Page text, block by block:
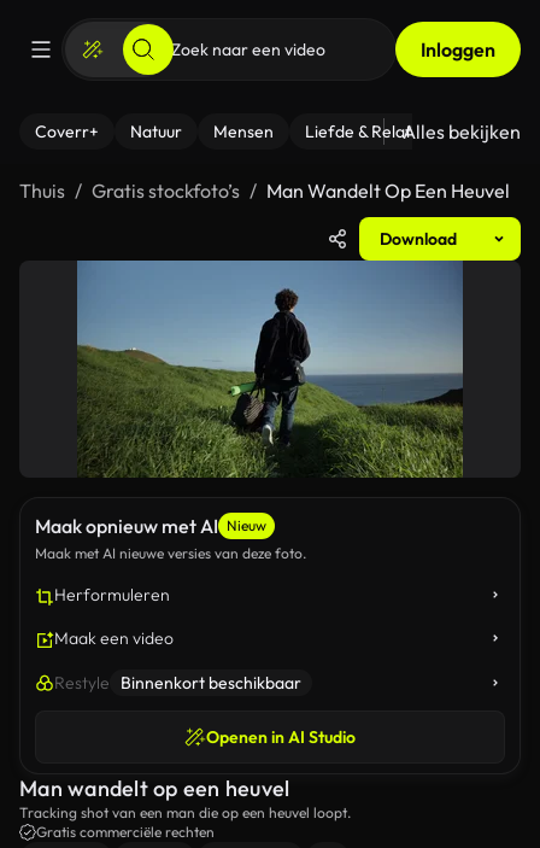
Inloggen
Coverr+ Natuur Mensen Liefde & Relaties - Fitness
Alles bekijken
Thuis Gratis stockfoto’s Man Wandelt Op Een Heuvel
Download
Maak opnieuw met AI Nieuw
Maak met AI nieuwe versies van deze foto.
Herformuleren
Maak een video
Restyle Binnenkort beschikbaar
Openen in AI Studio
Man wandelt op een heuvel
Tracking shot van een man die op een heuvel loopt.
Gratis commerciële rechten